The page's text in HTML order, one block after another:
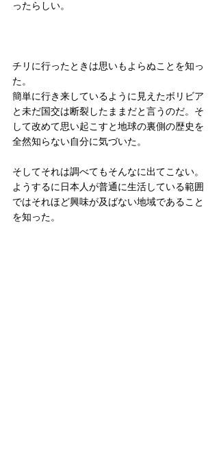
ったらしい。
チリに行ったときは思いもよらぬことを知っ
た。
簡単に行き来しているように見えたボリビア
と未だ国交は断裂したままだと言うのだ。そ
して改めて思い起こすと地球の裏側の歴史を
全然知らない自分に気づいた。
そしてそれは調べてもそんなに出てこない。
ようするに日本人が普通に生活している範囲
ではそれほど興味が及ばない地域であること
を知った。